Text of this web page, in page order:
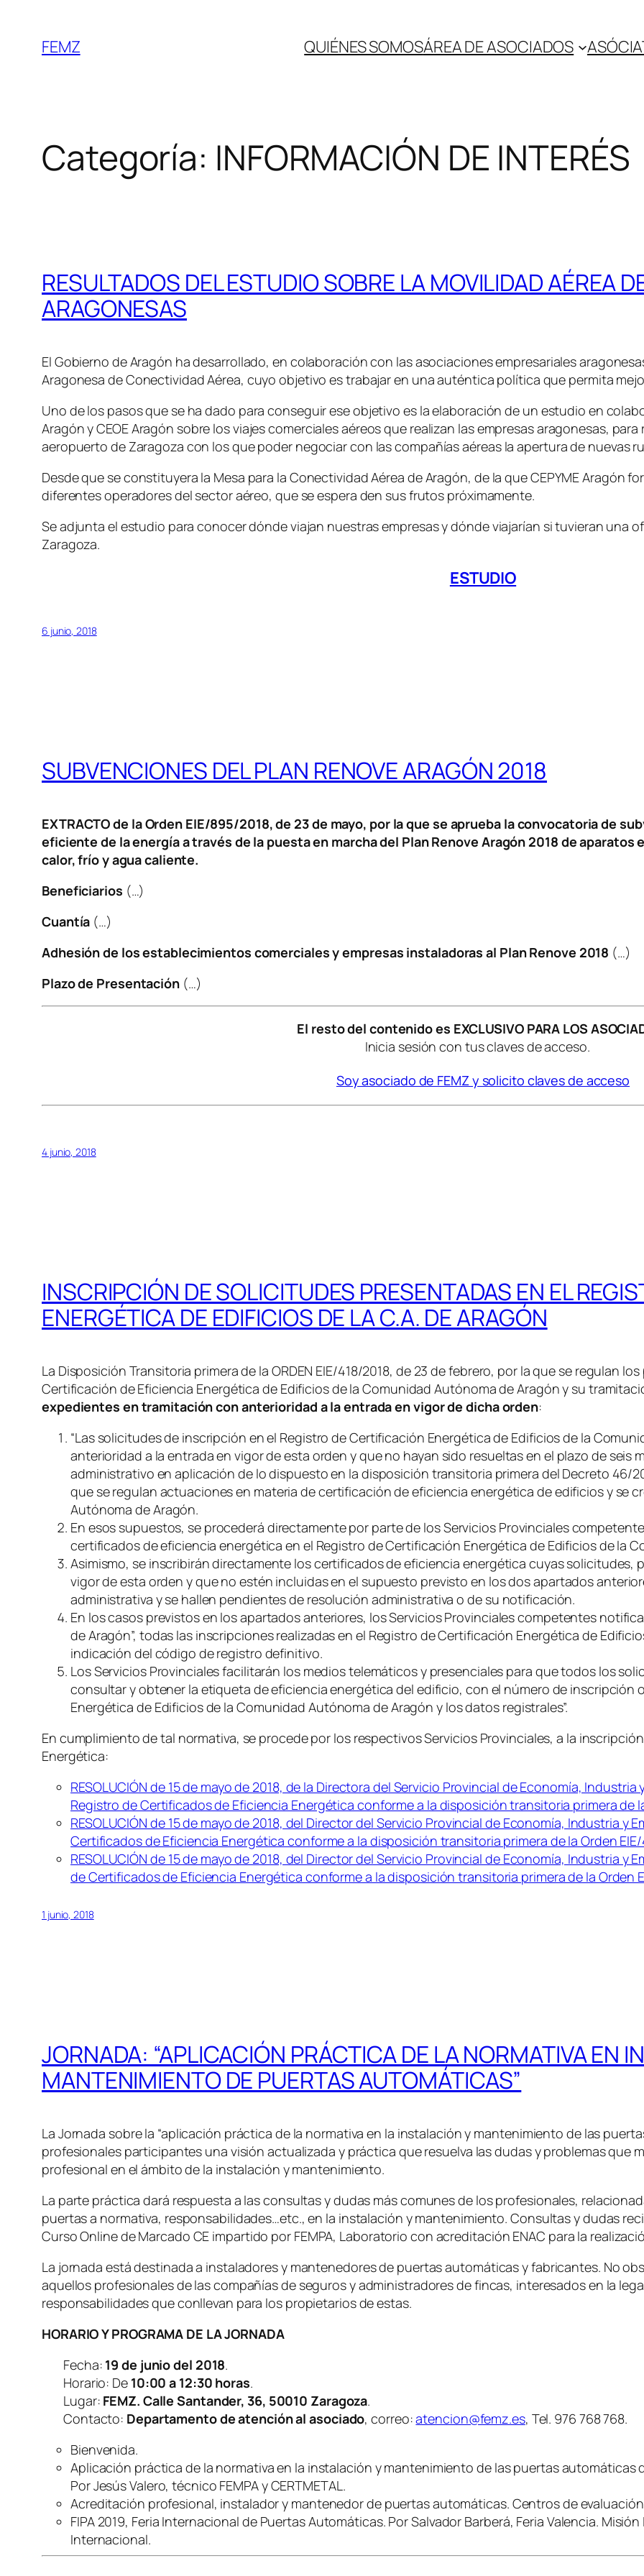
FEMZ QUIÉNES SOMOSÁREA DE ASOCIADOS
Categoría: INFORMACIÓN DE INTERÉS
RESULTADOS DEL ESTUDIO SOBRE LA MOVILIDAD AÉREA
ARAGONESAS
El Gobierno de Aragón ha desarrollado, en colaboración con las asociaciones empresariales
Aragonesa de Conectividad Aérea, cuyo objetivo es trabajar en una auténtica política que permita
Uno de los pasos que se ha dado para conseguir ese objetivo es la elaboración de un estudio en
Aragón y CEOE Aragón sobre los viajes comerciales aéreos que realizan las empresas aragonesas,
aeropuerto de Zaragoza con los que poder negociar con las compañías aéreas la apertura de nuevas
Desde que se constituyera la Mesa para la Conectividad Aérea de Aragón, de la que CEPYME Aragón
diferentes operadores del sector aéreo, que se espera den sus frutos próximamente.
Se adjunta el estudio para conocer dónde viajan nuestras empresas y dónde viajarían si tuvieran una
Zaragoza.
ESTUDIO
6 junio, 2018
SUBVENCIONES DEL PLAN RENOVE ARAGÓN 2018
EXTRACTO de la Orden EIE/895/2018, de 23 de mayo, por la que se aprueba la convocatoria de
eficiente de la energía a través de la puesta en marcha del Plan Renove Aragón 2018 de
calor, frío y agua caliente.
Beneficiarios (…)
Cuantía (…)
Adhesión de los establecimientos comerciales y empresas instaladoras al Plan Renove 2018 (…)
Plazo de Presentación (…)
El resto del contenido es EXCLUSIVO PARA LOS
Inicia sesión con tus claves de acceso.
Soy asociado de FEMZ y solicito claves de acceso
4 junio, 2018
INSCRIPCIÓN DE SOLICITUDES PRESENTADAS EN EL
ENERGÉTICA DE EDIFICIOS DE LA C.A. DE ARAGÓN
La Disposición Transitoria primera de la ORDEN EIE/418/2018, de 23 de febrero, por la que se regulan
Certificación de Eficiencia Energética de Edificios de la Comunidad Autónoma de Aragón y su
expedientes en tramitación con anterioridad a la entrada en vigor de dicha orden:
“Las solicitudes de inscripción en el Registro de Certificación Energética de Edificios de la
anterioridad a la entrada en vigor de esta orden y que no hayan sido resueltas en el plazo de seis
administrativo en aplicación de lo dispuesto en la disposición transitoria primera del Decreto 46/
que se regulan actuaciones en materia de certificación de eficiencia energética de edificios y se
Autónoma de Aragón.
En esos supuestos, se procederá directamente por parte de los Servicios Provinciales
certificados de eficiencia energética en el Registro de Certificación Energética de Edificios de la
Asimismo, se inscribirán directamente los certificados de eficiencia energética cuyas solicitudes,
vigor de esta orden y que no estén incluidas en el supuesto previsto en los dos apartados
administrativa y se hallen pendientes de resolución administrativa o de su notificación.
En los casos previstos en los apartados anteriores, los Servicios Provinciales competentes
de Aragón”, todas las inscripciones realizadas en el Registro de Certificación Energética de
indicación del código de registro definitivo.
Los Servicios Provinciales facilitarán los medios telemáticos y presenciales para que todos los
consultar y obtener la etiqueta de eficiencia energética del edificio, con el número de inscripción
Energética de Edificios de la Comunidad Autónoma de Aragón y los datos registrales”.
En cumplimiento de tal normativa, se procede por los respectivos Servicios Provinciales, a la
Energética:
RESOLUCIÓN de 15 de mayo de 2018, de la Directora del Servicio Provincial de Economía,
Registro de Certificados de Eficiencia Energética conforme a la disposición transitoria primera de
RESOLUCIÓN de 15 de mayo de 2018, del Director del Servicio Provincial de Economía, Industria y
Certificados de Eficiencia Energética conforme a la disposición transitoria primera de la Orden
RESOLUCIÓN de 15 de mayo de 2018, del Director del Servicio Provincial de Economía, Industria
de Certificados de Eficiencia Energética conforme a la disposición transitoria primera de la Orden
1 junio, 2018
JORNADA: “APLICACIÓN PRÁCTICA DE LA NORMATIVA EN
MANTENIMIENTO DE PUERTAS AUTOMÁTICAS”
La Jornada sobre la “aplicación práctica de la normativa en la instalación y mantenimiento de las
profesionales participantes una visión actualizada y práctica que resuelva las dudas y problemas que
profesional en el ámbito de la instalación y mantenimiento.
La parte práctica dará respuesta a las consultas y dudas más comunes de los profesionales,
puertas a normativa, responsabilidades…etc., en la instalación y mantenimiento. Consultas y dudas
Curso Online de Marcado CE impartido por FEMPA, Laboratorio con acreditación ENAC para la
La jornada está destinada a instaladores y mantenedores de puertas automáticas y fabricantes. No
aquellos profesionales de las compañías de seguros y administradores de fincas, interesados en la
responsabilidades que conllevan para los propietarios de estas.
HORARIO Y PROGRAMA DE LA JORNADA
Fecha: 19 de junio del 2018.
Horario: De 10:00 a 12:30 horas.
Lugar: FEMZ. Calle Santander, 36, 50010 Zaragoza.
Contacto: Departamento de atención al asociado, correo:atencion@femz.es, Tel. 976 768 768.
Bienvenida.
Aplicación práctica de la normativa en la instalación y mantenimiento de las puertas
Por Jesús Valero, técnico FEMPA y CERTMETAL.
Acreditación profesional, instalador y mantenedor de puertas automáticas. Centros de evaluación.
FIPA 2019, Feria Internacional de Puertas Automáticas. Por Salvador Barberá, Feria Valencia. Misión
Internacional.